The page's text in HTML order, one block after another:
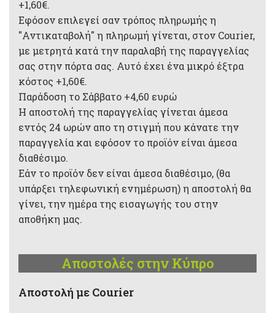
+1,60€.
Εφόσον επιλεγεί σαν τρόπος πληρωμής η
"Αντικαταβολή" η πληρωμή γίνεται, στον Courier,
με μετρητά κατά την παραλαβή της παραγγελίας
σας στην πόρτα σας. Αυτό έχει ένα μικρό έξτρα
κόστος +1,60€.
Παράδοση το Σάββατο +4,60 ευρώ
Η αποστολή της παραγγελίας γίνεται άμεσα
εντός 24 ωρών απο τη στιγμή που κάνατε την
παραγγελία και εφόσον το προϊόν είναι άμεσα
διαθέσιμο.
Εάν το προϊόν δεν είναι άμεσα διαθέσιμο, (θα
υπάρξει τηλεφωνική ενημέρωση) η αποστολή θα
γίνει, την ημέρα της εισαγωγής του στην
αποθήκη μας.
Αποστολές στην Κύπρο
Aποστολή με Courier